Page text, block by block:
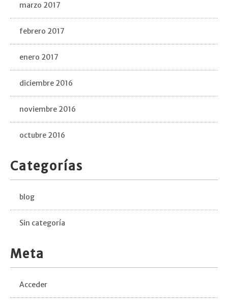
marzo 2017
febrero 2017
enero 2017
diciembre 2016
noviembre 2016
octubre 2016
Categorías
blog
Sin categoría
Meta
Acceder